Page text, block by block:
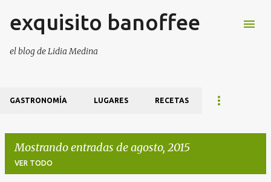
Ir al contenido principal
exquisito banoffee
el blog de Lidia Medina
GASTRONOMÍA LUGARES RECETAS
Mostrando entradas de agosto, 2015
VER TODO